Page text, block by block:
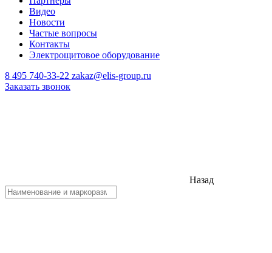
Видео
Новости
Частые вопросы
Контакты
Электрощитовое оборудование
8 495 740-33-22 zakaz@elis-group.ru
Заказать звонок
Назад